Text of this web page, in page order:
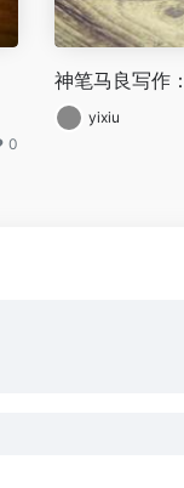
0
神笔马良写作
yixiu